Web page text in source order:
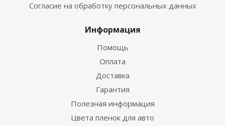
Согласие на обработку персональных данных
Информация
Помощь
Оплата
Доставка
Гарантия
Полезная информация
Цвета пленок для авто